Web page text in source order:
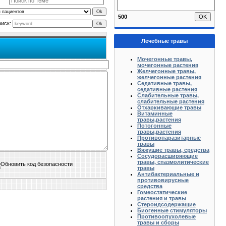
500
Лечебные травы
Мочегонные травы,
мочегонные растения
Желчегонные травы,
желчегонные растения
Седативные травы,
седативные растения
Слабительные травы,
слабительные растения
Отхаркивающие травы
Витаминные
травы,растения
Потогонные
травы,растения
Противопаразитарные
травы
Вяжущие травы, средства
Сосудорасширяющие
травы, спазмолитические
травы
Антибактериальные и
противовирусные
средства
Гомеостатические
растения и травы
Стероидсодержащие
Биогенные стимуляторы
Противоопухолевые
травы и сборы